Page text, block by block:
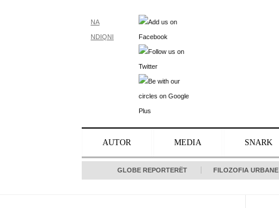
NA
NDIQNI
AUTOR MEDIA SNARK
GLOBE REPORTERËT FILOZOFIA URBANE